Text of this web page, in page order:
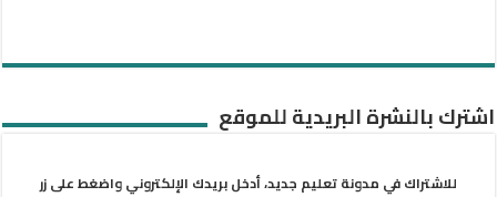
اشترك بالنشرة البريدية للموقع
للاشتراك في مدونة تعليم جديد، أدخل بريدك الإلكتروني واضغط على زر